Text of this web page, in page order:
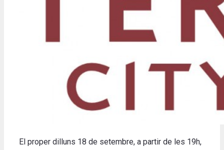
El proper dilluns 18 de setembre, a partir de les 19h,